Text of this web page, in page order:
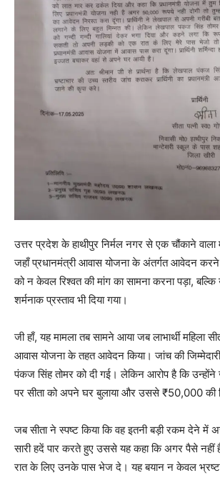
उत्तर प्रदेश के हाथीपुर निर्मल नगर से एक चौंकाने
जहाँ प्रधानमंत्री आवास योजना के अंतर्गत आवेदन करने
को न केवल रिश्वत की मांग का सामना करना पड़ा,
शर्मनाक प्रस्ताव भी दिया गया।
जी हाँ, यह मामला तब सामने आया जब लाभार्थी महिला
आवास योजना के तहत आवेदन किया। जांच की
पंकज सिंह तोमर को दी गई। लेकिन आरोप है कि उन्होंने
पर सीता को अपने घर बुलाया और उससे ₹50,000 की
जब सीता ने स्पष्ट किया कि वह इतनी बड़ी रकम देने में
सारी हदें पार करते हुए उससे यह कहा कि अगर पैसे नहीं
रात के लिए उनके पास भेज दे। यह बयान न केवल